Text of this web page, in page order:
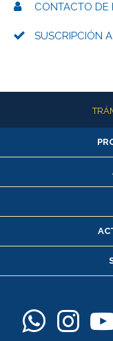
CONTACTO DE
SUSCRIPCIÓN
Más
Pago